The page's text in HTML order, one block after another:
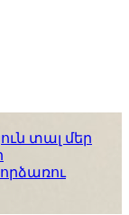
տալ մեր